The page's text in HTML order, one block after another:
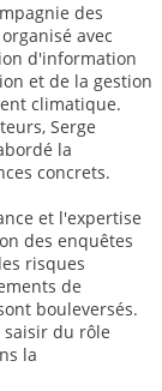
des
avec
d'information
et de la gestion
climatique.
Serge
la
concrets.
et l'expertise
des enquêtes
risques
de
bouleversés.
du rôle
la